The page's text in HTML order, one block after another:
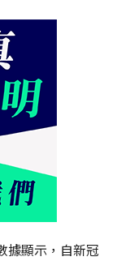
據顯示，自新冠